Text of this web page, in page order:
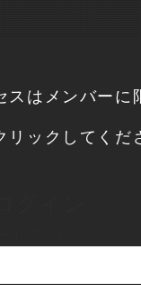
スはメンバー
ックしてくだ